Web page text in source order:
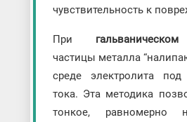
чувствительность к
При
частицы металла
среде электролита под
тока. Эта методика
тонкое, равномерно